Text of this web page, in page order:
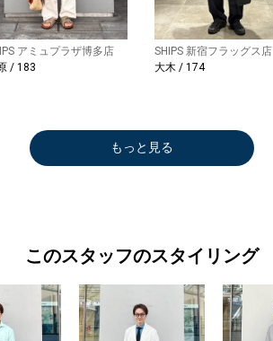
アミュプラザ博多店
/ 183
SHIPS 新宿フラッグス店
大木 / 174
もっと見る
このスタッフのスタイリング